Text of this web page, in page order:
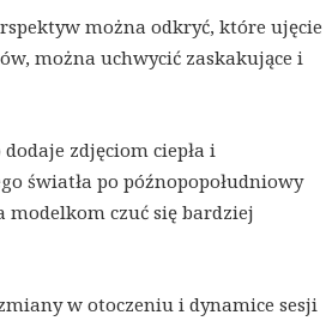
można odkryć, które ujęcie
można uchwycić zaskakujące i
zdjęciom ciepła i
światła po późnopopołudniowy
modelkom czuć się bardziej
w otoczeniu i dynamice sesji